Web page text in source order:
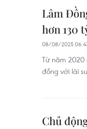
Lâm
hơn 130
08/08/2025
Từ năm 2020
đồng với lãi
Chủ